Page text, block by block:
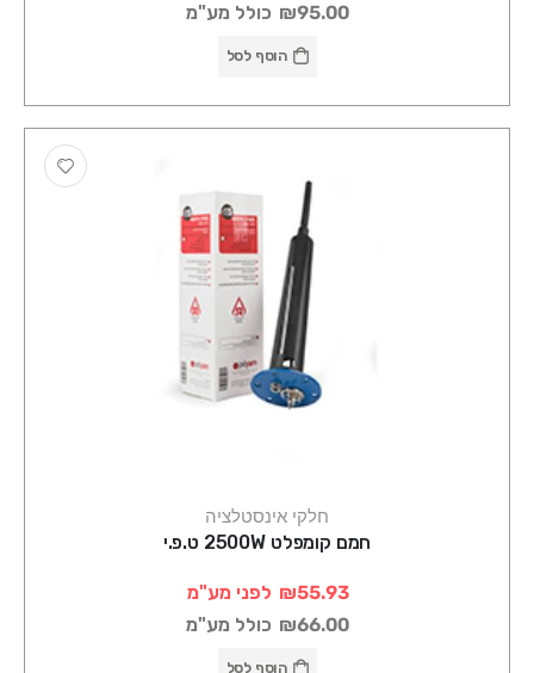
₪95.00 כולל מע"מ
הוסף לסל
חלקי אינסטלציה
חמם קומפלט 2500W ט.פ.י
₪55.93 לפני מע"מ
₪66.00 כולל מע"מ
הוסף לסל